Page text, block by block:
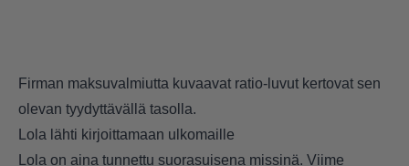
Firman maksuvalmiutta kuvaavat ratio-luvut kertovat sen
olevan tyydyttävällä tasolla.
Lola lähti kirjoittamaan ulkomaille
Lola on aina tunnettu suorasuisena missinä. Viime